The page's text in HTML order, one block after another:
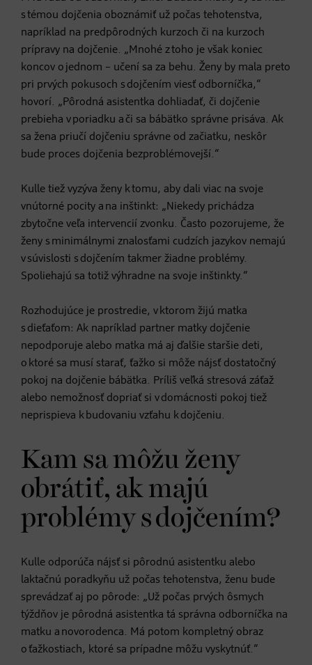
s témou dojčenia oboznámiť už počas tehotenstva,
napríklad na predpôrodných kurzoch či na kurzoch
prípravy na dojčenie. „Mnohé z toho je však koniec
koncov o jednom – učení sa za behu. Ženy by mala preto
pri prvých pokusoch s dojčením viesť odborníčka,“
hovorí. „Pôrodná asistentka dohliadať, či dojčenie
prebieha v poriadku a či sa bábätko správne prisáva. Ak
sa žena priučí dojčeniu správne od začiatku, neskôr
bude proces dojčenia bezproblémovejší.“
Kulle tiež vyzýva ženy k tomu, aby dali viac na svoje
vnútorné pocity a na inštinkt: „Niekedy prichádza
zbytočne veľa intervencií zvonku. Často pozorujeme, že
ženy s minimálnymi znalosťami cudzích jazykov nemajú
v súvislosti s dojčením takmer žiadne problémy.
Spoliehajú sa totiž výhradne na svoje inštinkty.“
Rozhodujúce je prostredie, v ktorom žijú matka
s dieťaťom: Ak napríklad partner matky dojčenie
nepodporuje alebo matka má aj ďalšie staršie deti,
o ktoré sa musí starať, ťažko si môže nájsť dostatočný
pokoj na dojčenie bábätka. Príliš veľká stresová záťaž
alebo nemožnosť dopriať si v domácnosti pokoj tiež
neprispieva k budovaniu vzťahu k dojčeniu.
Kam sa môžu ženy
obrátiť, ak majú
problémy s dojčením?
Kulle odporúča nájsť si pôrodnú asistentku alebo
laktačnú poradkyňu už počas tehotenstva, ženu bude
sprevádzať aj po pôrode: „Už počas prvých ôsmych
týždňov je pôrodná asistentka tá správna odborníčka na
matku a novorodenca. Má potom kompletný obraz
o ťažkostiach, ktoré sa prípadne môžu vyskytnúť.“